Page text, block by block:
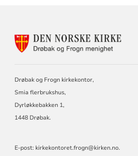
Drøbak og Frogn kirkekontor,
Smia flerbrukshus,
Dyrløkkebakken 1,
1448 Drøbak.
E-post: kirkekontoret.frogn@kirken.no.